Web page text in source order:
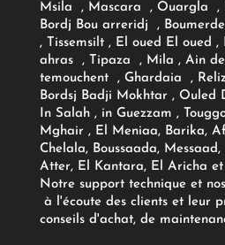
Msila , Mascara , Ouargla
Bordj Bou arreridj ,
, Tissemsilt , El oued El oued ,
ahras , Tipaza , Mila , Ain
temouchent , Ghardaia ,
Bordsj Badji Mokhtar , Ouled
In Salah , in Guezzam ,
Mghair , El Meniaa, Barika,
Chelala, Boussaada,
Atter, El Kantara, El Aricha
Notre support technique et
à l'écoute des clients et leur
conseils d'achat, de